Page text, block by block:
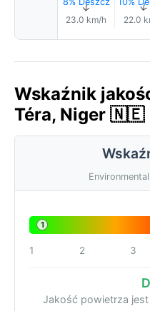
↑
23.0 km/h
↑
22.0
Wskaźnik
Téra, Niger 🇳🇪
1
1 2 3
Jakość powietrza